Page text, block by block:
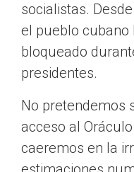
socialistas.
el pueblo cubano
bloqueado
presidentes.
No pretendemos
acceso al
caeremos en la